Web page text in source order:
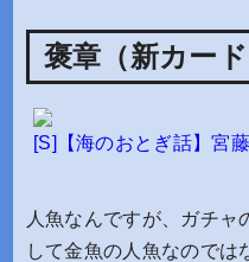
褒章（新カード
[S]【海のおとぎ話】宮藤
人魚なんですが、ガチャ
して金魚の人魚なのでは